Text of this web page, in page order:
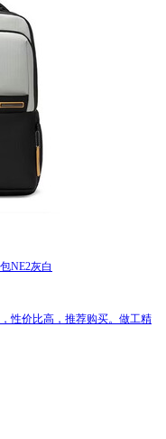
NE2灰白
性价比高，推荐购买。做工精